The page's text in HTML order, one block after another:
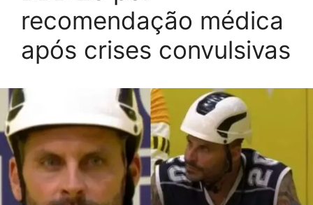
recomendação médica
após crises convulsivas